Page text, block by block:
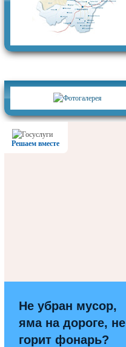
Решаем вместе
Не убран мусор,
яма на дороге, не
горит фонарь?